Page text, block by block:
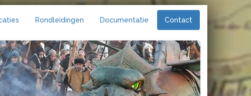
Rondleidingen Documentatie Contact